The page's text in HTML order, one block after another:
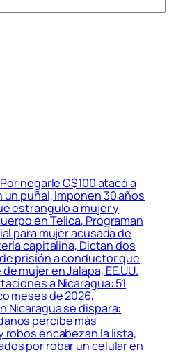
negarle C$100 atacó a
un puñal, Imponen 30 años
estranguló a mujer y
en Telica, Programan
para mujer acusada de
capitalina, Dictan dos
prisión a conductor que
mujer en Jalapa, EE.UU.
a Nicaragua: 51
meses de 2026,
Nicaragua se dispara:
percibe más
robos encabezan la lista,
por robar un celular en